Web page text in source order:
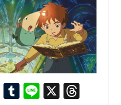
Bl T
Li X